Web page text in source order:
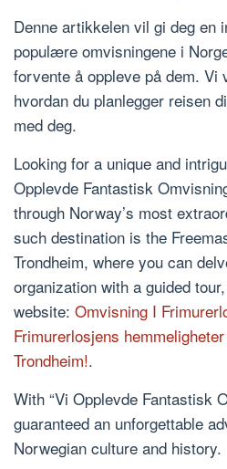
Denne artikkelen vil gi deg en
populære omvisningene i
forvente å oppleve på dem. Vi
hvordan du planlegger reisen
med deg.
Looking for a unique and
Opplevde Fantastisk
through Norway’s most
such destination is the
Trondheim, where you can
organization with a guided
website: Omvisning I
Frimurerlosjens
Trondheim!.
With “Vi Opplevde Fantastisk
guaranteed an unforgettable
Norwegian culture and history.